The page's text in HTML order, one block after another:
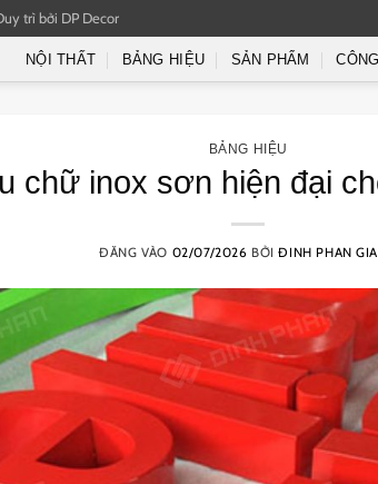
trì bởi DP Decor
NỘI THẤT BẢNG HIỆU SẢN PHẨM
BẢNG HIỆU
chữ inox sơn hiện đại
ĐĂNG VÀO 02/07/2026 BỞIĐINH PHAN